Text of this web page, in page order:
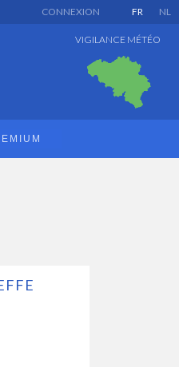
FR NL
CONNEXION
VIGILANCE MÉTÉO